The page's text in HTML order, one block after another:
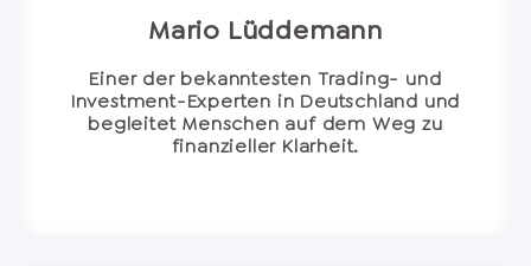
Mario Lüddemann
Einer der bekanntesten Trading- und
Investment-Experten in Deutschland und
begleitet Menschen auf dem Weg zu
finanzieller Klarheit.